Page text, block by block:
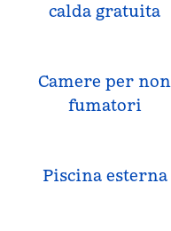
calda gratuita
Camere per non
fumatori
Piscina esterna